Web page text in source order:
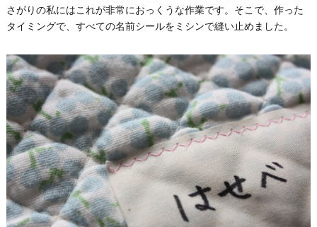
さがりの私にはこれが非常におっくうな作業です。そこで、作った
タイミングで、すべての名前シールをミシンで縫い止めました。